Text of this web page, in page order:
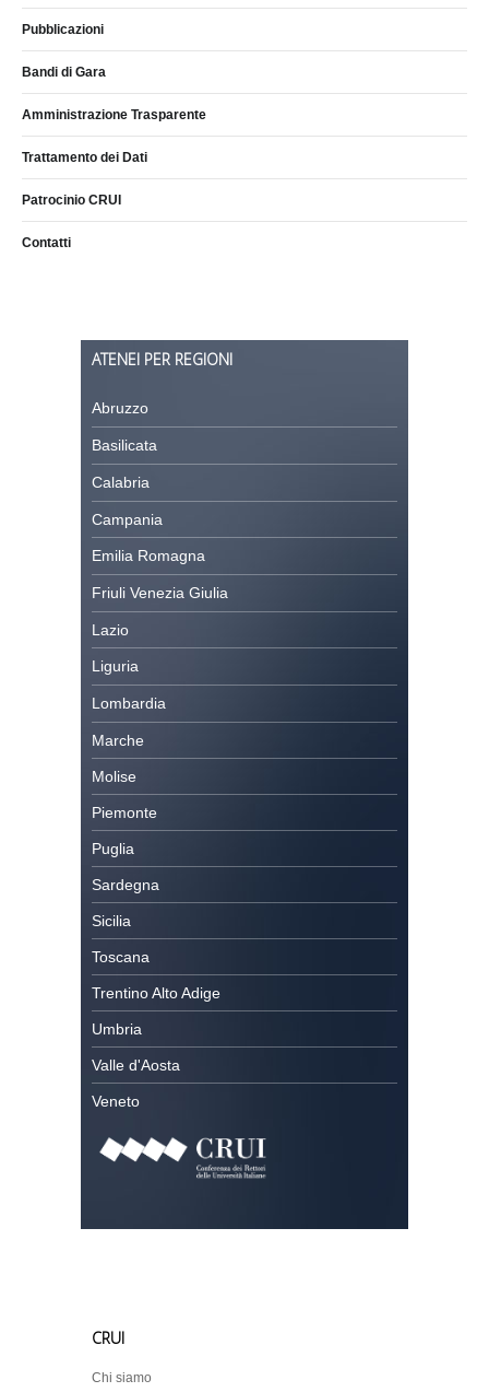
Pubblicazioni
Bandi di Gara
Amministrazione Trasparente
Trattamento dei Dati
Patrocinio CRUI
Contatti
ATENEI PER REGIONI
Abruzzo
Basilicata
Calabria
Campania
Emilia Romagna
Friuli Venezia Giulia
Lazio
Liguria
Lombardia
Marche
Molise
Piemonte
Puglia
Sardegna
Sicilia
Toscana
Trentino Alto Adige
Umbria
Valle d'Aosta
Veneto
CRUI
Chi siamo